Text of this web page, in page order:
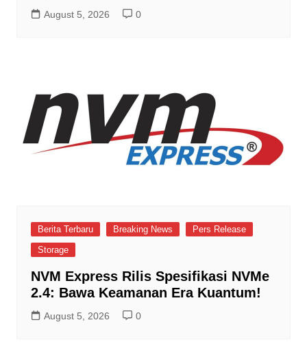
August 5, 2026 0
Berita Terbaru Breaking News
Pers Release
Storage
NVM Express Rilis Spesifikasi NVMe
2.4: Bawa Keamanan Era Kuantum!
August 5, 2026 0